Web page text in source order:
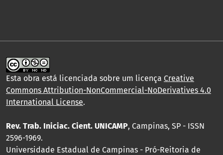
Esta obra está licenciada sobre um licença Creative
Commons Attribution-NonCommercial-NoDerivatives 4.0
International License.
Rev. Trab. Iniciac. Cient. UNICAMP, Campinas, SP - ISSN
2596-1969.
Universidade Estadual de Campinas - Pró-Reitoria de